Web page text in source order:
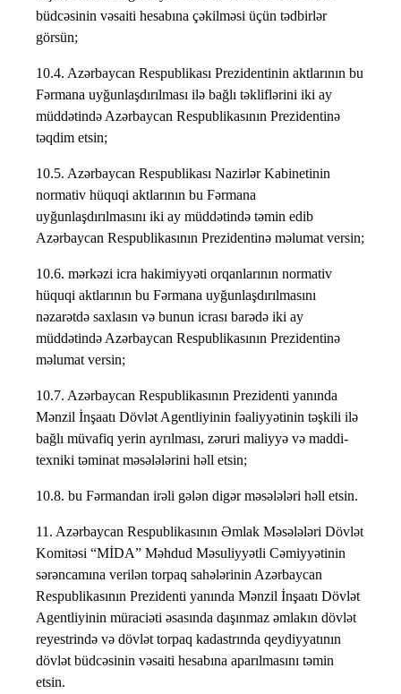
büdcəsinin vəsaiti hesabına çəkilməsi üçün tədbirlər
görsün;
10.4. Azərbaycan Respublikası Prezidentinin aktlarının bu
Fərmana uyğunlaşdırılması ilə bağlı təkliflərini iki ay
müddətində Azərbaycan Respublikasının Prezidentinə
təqdim etsin;
10.5. Azərbaycan Respublikası Nazirlər Kabinetinin
normativ hüquqi aktlarının bu Fərmana
uyğunlaşdırılmasını iki ay müddətində təmin edib
Azərbaycan Respublikasının Prezidentinə məlumat versin;
10.6. mərkəzi icra hakimiyyəti orqanlarının normativ
hüquqi aktlarının bu Fərmana uyğunlaşdırılmasını
nəzarətdə saxlasın və bunun icrası barədə iki ay
müddətində Azərbaycan Respublikasının Prezidentinə
məlumat versin;
10.7. Azərbaycan Respublikasının Prezidenti yanında
Mənzil İnşaatı Dövlət Agentliyinin fəaliyyətinin təşkili ilə
bağlı müvafiq yerin ayrılması, zəruri maliyyə və maddi-
texniki təminat məsələlərini həll etsin;
10.8. bu Fərmandan irəli gələn digər məsələləri həll etsin.
11. Azərbaycan Respublikasının Əmlak Məsələləri Dövlət
Komitəsi “MİDA” Məhdud Məsuliyyətli Cəmiyyətinin
sərəncamına verilən torpaq sahələrinin Azərbaycan
Respublikasının Prezidenti yanında Mənzil İnşaatı Dövlət
Agentliyinin müraciəti əsasında daşınmaz əmlakın dövlət
reyestrində və dövlət torpaq kadastrında qeydiyyatının
dövlət büdcəsinin vəsaiti hesabına aparılmasını təmin
etsin.